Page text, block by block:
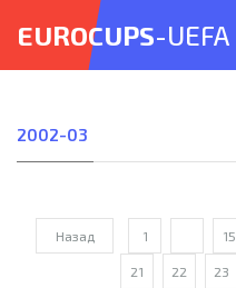
EUROCUPS-UEFA
2002-03
Назад 1 15
21 22 23